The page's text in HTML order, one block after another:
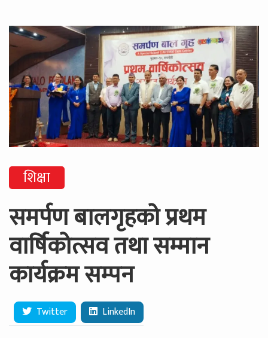
शिक्षा
समर्पण बालगृहको प्रथम
वार्षिकोत्सव तथा सम्मान
कार्यक्रम सम्पन
Twitter LinkedIn